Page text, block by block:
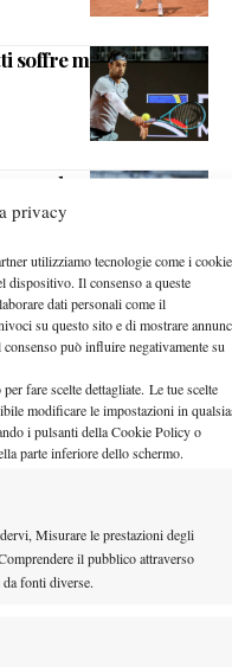
privacy
utilizziamo tecnologie come i cookie
dispositivo. Il consenso a queste
dati personali come il
su questo sito e di mostrare
può influire negativamente su
fare scelte dettagliate. Le tue scelte
modificare le impostazioni in
i pulsanti della Cookie Policy o
parte inferiore dello schermo.
Misurare le prestazioni degli
il pubblico attraverso
fonti diverse.
soffre ma strappa il
grande avversaria nel
agli ottavi sul velluto,
ossessionato dalla
“Non ho avuto una